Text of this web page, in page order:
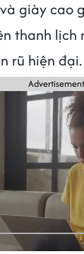
giày cao
thanh lịch
rũ hiện đại.
Advertisement